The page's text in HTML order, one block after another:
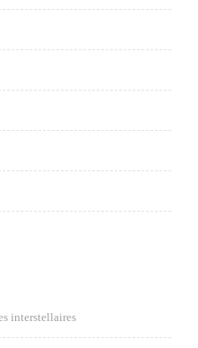
interstellaires